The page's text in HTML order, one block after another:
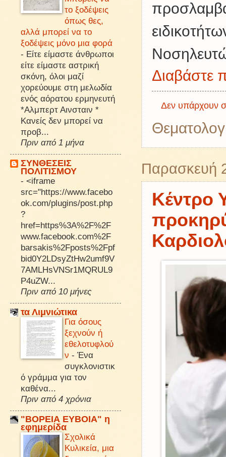
Διαβάστε
Δεν υπάρχουν
Παρασκευή
Κέντρο
το ξοδέψεις
όπως θες,
αλλά μπορεί να το
ξοδέψεις μόνο μια φορά
- Είτε είμαστε άνθρωποι
είτε είμαστε αστρική
σκόνη, όλοι μαζί
χορεύουμε στη μελωδία
ενός αόρατου ερμηνευτή
*Αλμπερτ Αινσταιν *
Κανείς δεν μπορεί να
προβ...
Πριν από 1 μήνα
ΣΥΝΘΕΣΕΙΣ
ΠΟΛΙΤΙΣΜΟΥ
- <iframe
src="https://www.facebo
ok.com/plugins/post.php
?
href=https%3A%2F%2F
www.facebook.com%2F
barsakis%2Fposts%2Fpf
bid0Y2LDsyZtHw2umf9V
7AMLHsVNSr1MQRUL9
P4uZW...
Πριν από 10 μήνες
τα Λιμνιώτικα
Για όσους
ξεχνούν ή
εθελοτυφλού
ν - Ένα
συγκλονιστικ
ό γράμμα για τον
καθένα...
Πριν από 4 χρόνια
"ΒΟΡΕΙΑ ΕΥΒΟΙΑ" η
εφημερίδα
Σχολικά
Κυλικεία, μια